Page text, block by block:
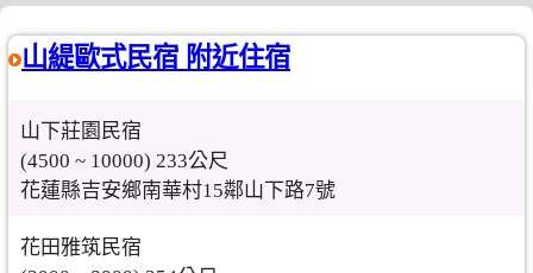
山緹歐式民宿 附近住宿
山下莊園民宿
(4500 ~ 10000) 233公尺
花蓮縣吉安鄉南華村15鄰山下路7號
花田雅筑民宿